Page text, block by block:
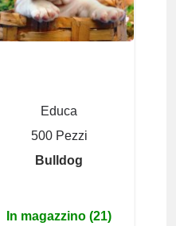
Educa
500 Pezzi
Bulldog
In magazzino (21)